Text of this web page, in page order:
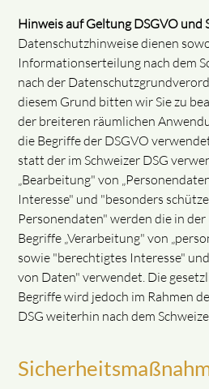
Hinweis auf Geltung DSGVO und
Datenschutzhinweise dienen
Informationserteilung nach dem
nach der
diesem Grund bitten wir Sie zu
der breiteren räumlichen
die Begriffe der DSGVO
statt der im Schweizer DSG
„Bearbeitung" von
Interesse" und "besonders
Personendaten" werden die in
Begriffe „Verarbeitung" von
sowie "berechtigtes Interesse"
von Daten" verwendet. Die
Begriffe wird jedoch im Rahmen
DSG weiterhin nach dem